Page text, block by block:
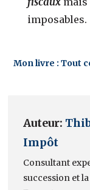
imposables.
Mon livre : Tout
Auteur:
Impôt
Consultant
succession et